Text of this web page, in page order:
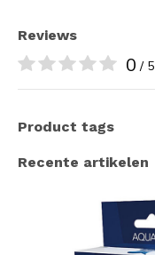
Reviews
0 / 5
Product tags
Recente artikelen